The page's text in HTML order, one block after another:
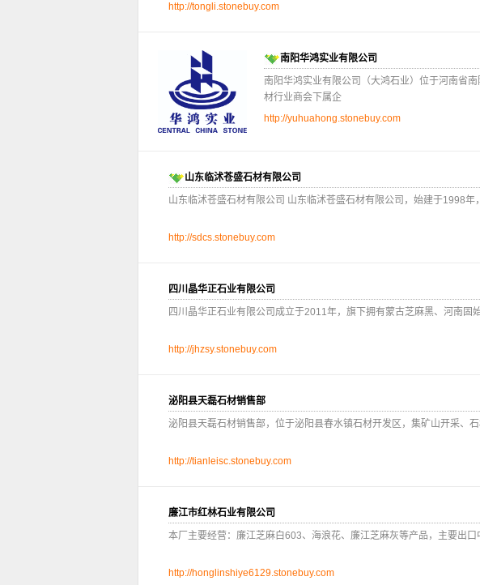
http://tongli.stonebuy.com
南阳华鸿实业有限公司
南阳华鸿实业有限公司（大鸿石业）位于河南省
材行业商会下属企
http://yuhuahong.stonebuy.com
山东临沭苍盛石材有限公司
山东临沭苍盛石材有限公司 山东临沭苍盛石材有限公司，始建于1998
http://sdcs.stonebuy.com
四川晶华正石业有限公司
四川晶华正石业有限公司成立于2011年，旗下拥有蒙古芝麻黑、河南固
http://jhzsy.stonebuy.com
泌阳县天磊石材销售部
泌阳县天磊石材销售部，位于泌阳县春水镇石材开发区，集矿山开采、
http://tianleisc.stonebuy.com
廉江市红林石业有限公司
本厂主要经营：廉江芝麻白603、海浪花、廉江芝麻灰等产品，主要出
http://honglinshiye6129.stonebuy.com